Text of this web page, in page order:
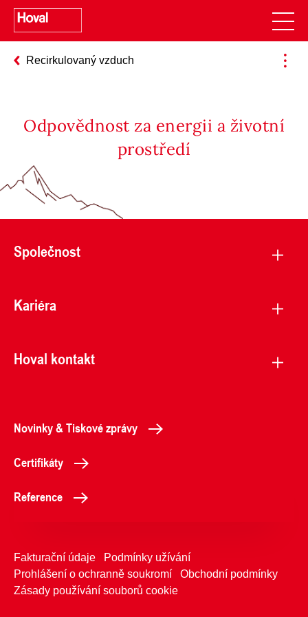
Recirkulovaný vzduch
Odpovědnost za energii a životní
prostředí
Společnost
Kariéra
Hoval kontakt
Novinky & Tiskové zprávy
Certifikáty
Reference
Fakturační údaje
Podmínky užívání
Prohlášení o ochranně soukromí
Obchodní podmínky
Zásady používání souborů cookie